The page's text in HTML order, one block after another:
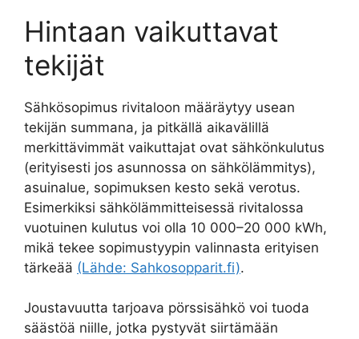
Hintaan vaikuttavat
tekijät
Sähkösopimus rivitaloon määräytyy usean
tekijän summana, ja pitkällä aikavälillä
merkittävimmät vaikuttajat ovat sähkönkulutus
(erityisesti jos asunnossa on sähkölämmitys),
asuinalue, sopimuksen kesto sekä verotus.
Esimerkiksi sähkölämmitteisessä rivitalossa
vuotuinen kulutus voi olla 10 000–20 000 kWh,
mikä tekee sopimustyypin valinnasta erityisen
tärkeää (Lähde: Sahkosopparit.fi).
Joustavuutta tarjoava pörssisähkö voi tuoda
säästöä niille, jotka pystyvät siirtämään